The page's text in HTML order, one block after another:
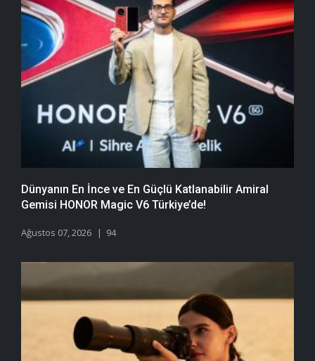
Dünyanın En İnce ve En Güçlü Katlanabilir Amiral
Gemisi HONOR Magic V6 Türkiye’de!
Ağustos 07, 2026 94